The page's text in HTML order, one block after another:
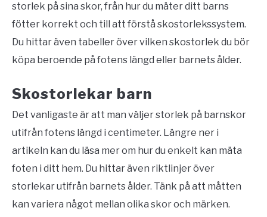
storlek på sina skor, från hur du mäter ditt barns
fötter korrekt och till att förstå skostorlekssystem.
Du hittar även tabeller över vilken skostorlek du bör
köpa beroende på fotens längd eller barnets ålder.
Skostorlekar barn
Det vanligaste är att man väljer storlek på barnskor
utifrån fotens längd i centimeter. Längre ner i
artikeln kan du läsa mer om hur du enkelt kan mäta
foten i ditt hem. Du hittar även riktlinjer över
storlekar utifrån barnets ålder. Tänk på att måtten
kan variera något mellan olika skor och märken.